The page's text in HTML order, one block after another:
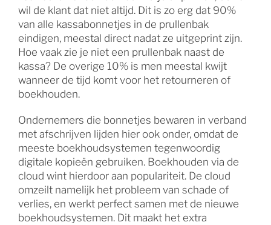
wil de klant dat niet altijd. Dit is zo erg dat 90%
van alle kassabonnetjes in de prullenbak
eindigen, meestal direct nadat ze uitgeprint zijn.
Hoe vaak zie je niet een prullenbak naast de
kassa? De overige 10% is men meestal kwijt
wanneer de tijd komt voor het retourneren of
boekhouden.
Ondernemers die bonnetjes bewaren in verband
met afschrijven lijden hier ook onder, omdat de
meeste boekhoudsystemen tegenwoordig
digitale kopieën gebruiken. Boekhouden via de
cloud wint hierdoor aan populariteit. De cloud
omzeilt namelijk het probleem van schade of
verlies, en werkt perfect samen met de nieuwe
boekhoudsystemen. Dit maakt het extra